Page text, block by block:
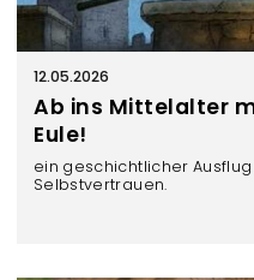
12.05.2026
Ab ins Mittelalter
Eule!
ein geschichtlicher
Selbstvertrauen.